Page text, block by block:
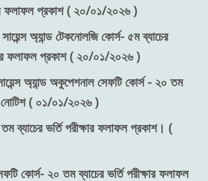
ফলাফল প্রকাশ ( ২০/০১/২০২৬ )
অ্যান্ড টেকনোলজি কোর্স- ৫ম ব্যাচের
ফলাফল প্রকাশ ( ২০/০১/২০২৬ )
অ্যান্ড অকুপেশনাল সেফটি কোর্স - ২০ তম
নোটিশ ( ০১/০১/২০২৬ )
ব্যাচের ভর্তি পরীক্ষার ফলাফল প্রকাশ। (
কোর্স- ২০ তম ব্যাচের ভর্তি পরীক্ষার ফলাফল